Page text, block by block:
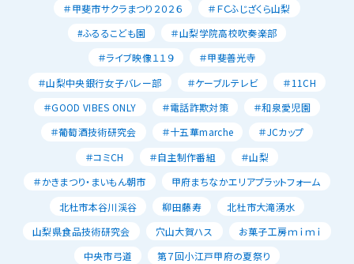
＃甲斐市サクラまつり２０２６
＃ＦＣふじざくら山梨
#ふるるこども園
＃山梨学院高校吹奏楽部
＃ライブ映像１１９
＃甲斐善光寺
＃山梨中央銀行女子バレー部
＃ケーブルテレビ
＃11CH
＃GOOD VIBES ONLY
＃電話詐欺対策
＃和泉愛児園
＃葡萄酒技術研究会
＃十五華marche
＃JCカップ
＃コミCH
＃自主制作番組
＃山梨
＃かきまつり・まいもん朝市
甲府まちなかエリアプラットフォーム
北杜市本谷川渓谷
柳田藤寿
北杜市大滝湧水
山梨県食品技術研究会
穴山大賀ハス
お菓子工房ｍｉｍｉ
中央市弓道
第７回小江戸甲府の夏祭り